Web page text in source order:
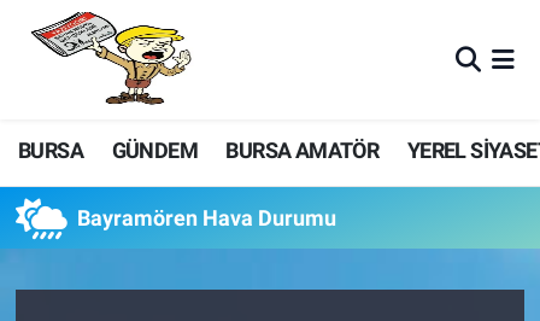
BURSA GÜNDEM BURSA AMATÖR YEREL
Bayramören Hava Durumu